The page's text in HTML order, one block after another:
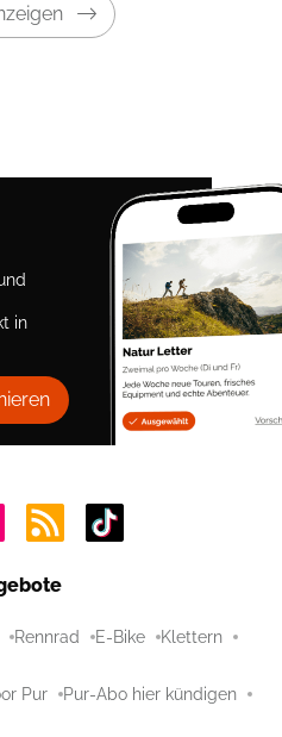
in
Rennrad E-Bike Klettern
Pur Pur-Abo hier kündigen